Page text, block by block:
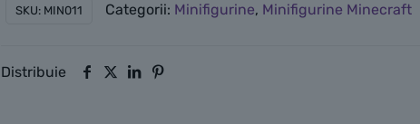
SKU: MIN011 Categorii: Minifigurine, Minifigurine Minecraft
Distribuie